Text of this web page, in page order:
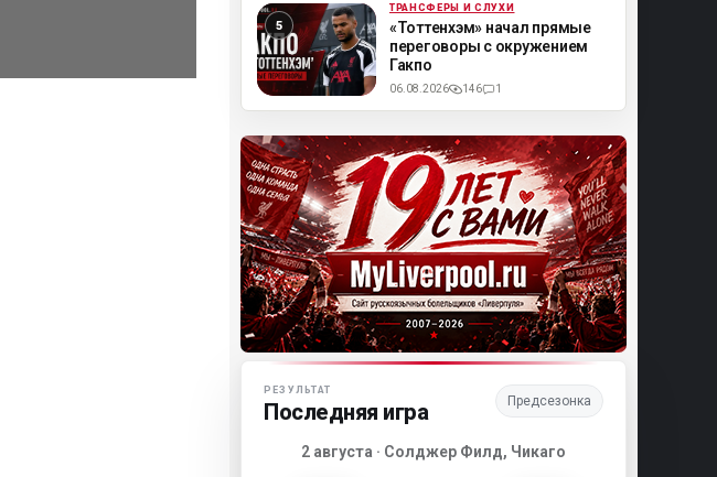
ML ТРАНСФЕРЫ И СЛУХИ
«Тоттенхэм» начал прямые
переговоры с окружением
Гакпо
06.08.2026 146 1
Матч-центр «Ливерпуля»
РЕЗУЛЬТАТ
Последняя игра Предсезонка
2 августа · Солджер Филд, Чикаго